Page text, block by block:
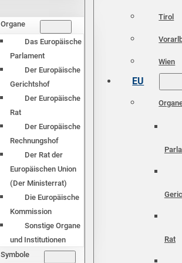
Organe
Das Europäische
Parlament
Der Europäische
Gerichtshof
Der Europäische
Rat
Der Europäische
Rechnungshof
Der Rat der
Europäischen Union
(Der Ministerrat)
Die Europäische
Kommission
Sonstige Organe
und Institutionen
Symbole
Tirol
Wien
EU
Rat